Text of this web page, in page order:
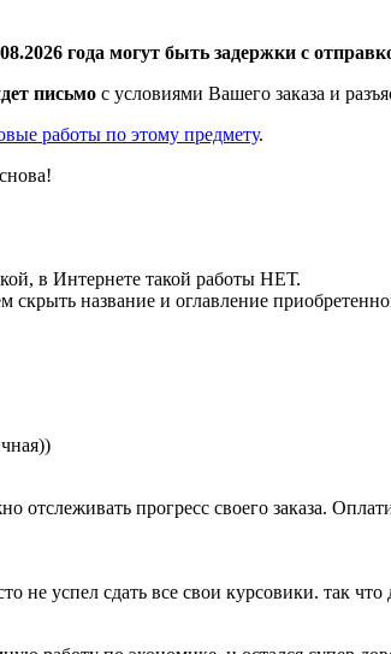
года могут быть задержки с
письмо с условиями Вашего заказа и
работы по этому предмету.
в Интернете такой работы НЕТ.
название и оглавление
отслеживать прогресс своего заказа.
не успел сдать все свои курсовики. так